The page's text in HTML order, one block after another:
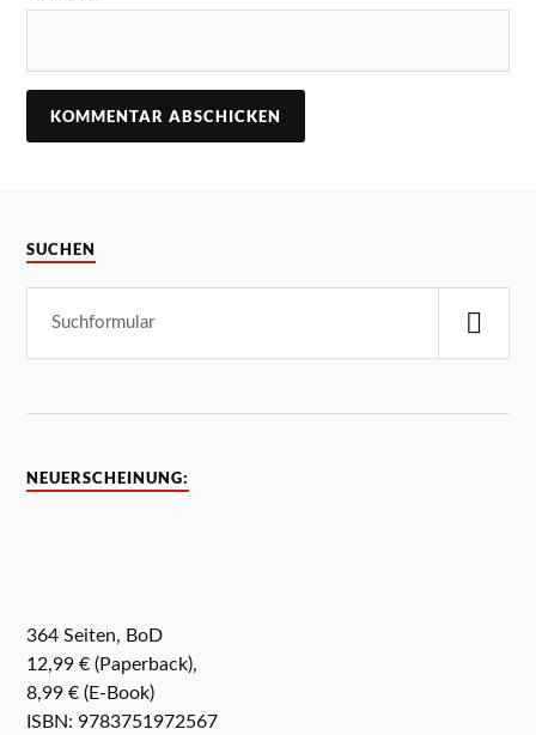
SUCHEN
NEUERSCHEINUNG:
364 Seiten, BoD
12,99 € (Paperback),
8,99 € (E-Book)
ISBN: 9783751972567